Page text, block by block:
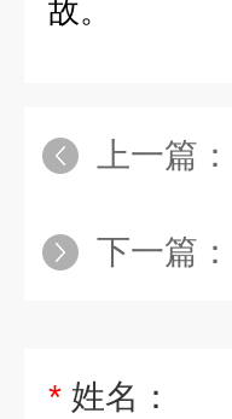
故。
上一篇：
下一篇：
* 姓名：